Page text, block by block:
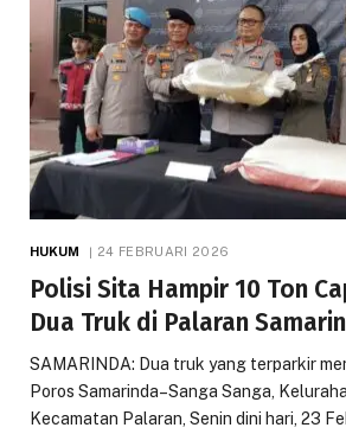
HUKUM 24 FEBRUARI 2026
Polisi Sita Hampir 10 Ton
Dua Truk di Palaran
SAMARINDA: Dua truk yang terparkir
Poros Samarinda–Sanga Sanga,
Kecamatan Palaran, Senin dini hari, 23